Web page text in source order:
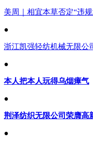
美周｜相宜本草否定“违
●
浙江凯强轻纺机械无限公
●
本人把本人玩得乌烟瘴气
●
荆泽纺织无限公司荣膺高
●